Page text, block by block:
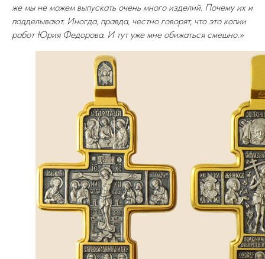
же мы не можем выпускать очень много изделий. Почему их и
подделывают. Иногда, правда, честно говорят, что это копии
работ Юрия Федорова. И тут уже мне обижаться смешно.»